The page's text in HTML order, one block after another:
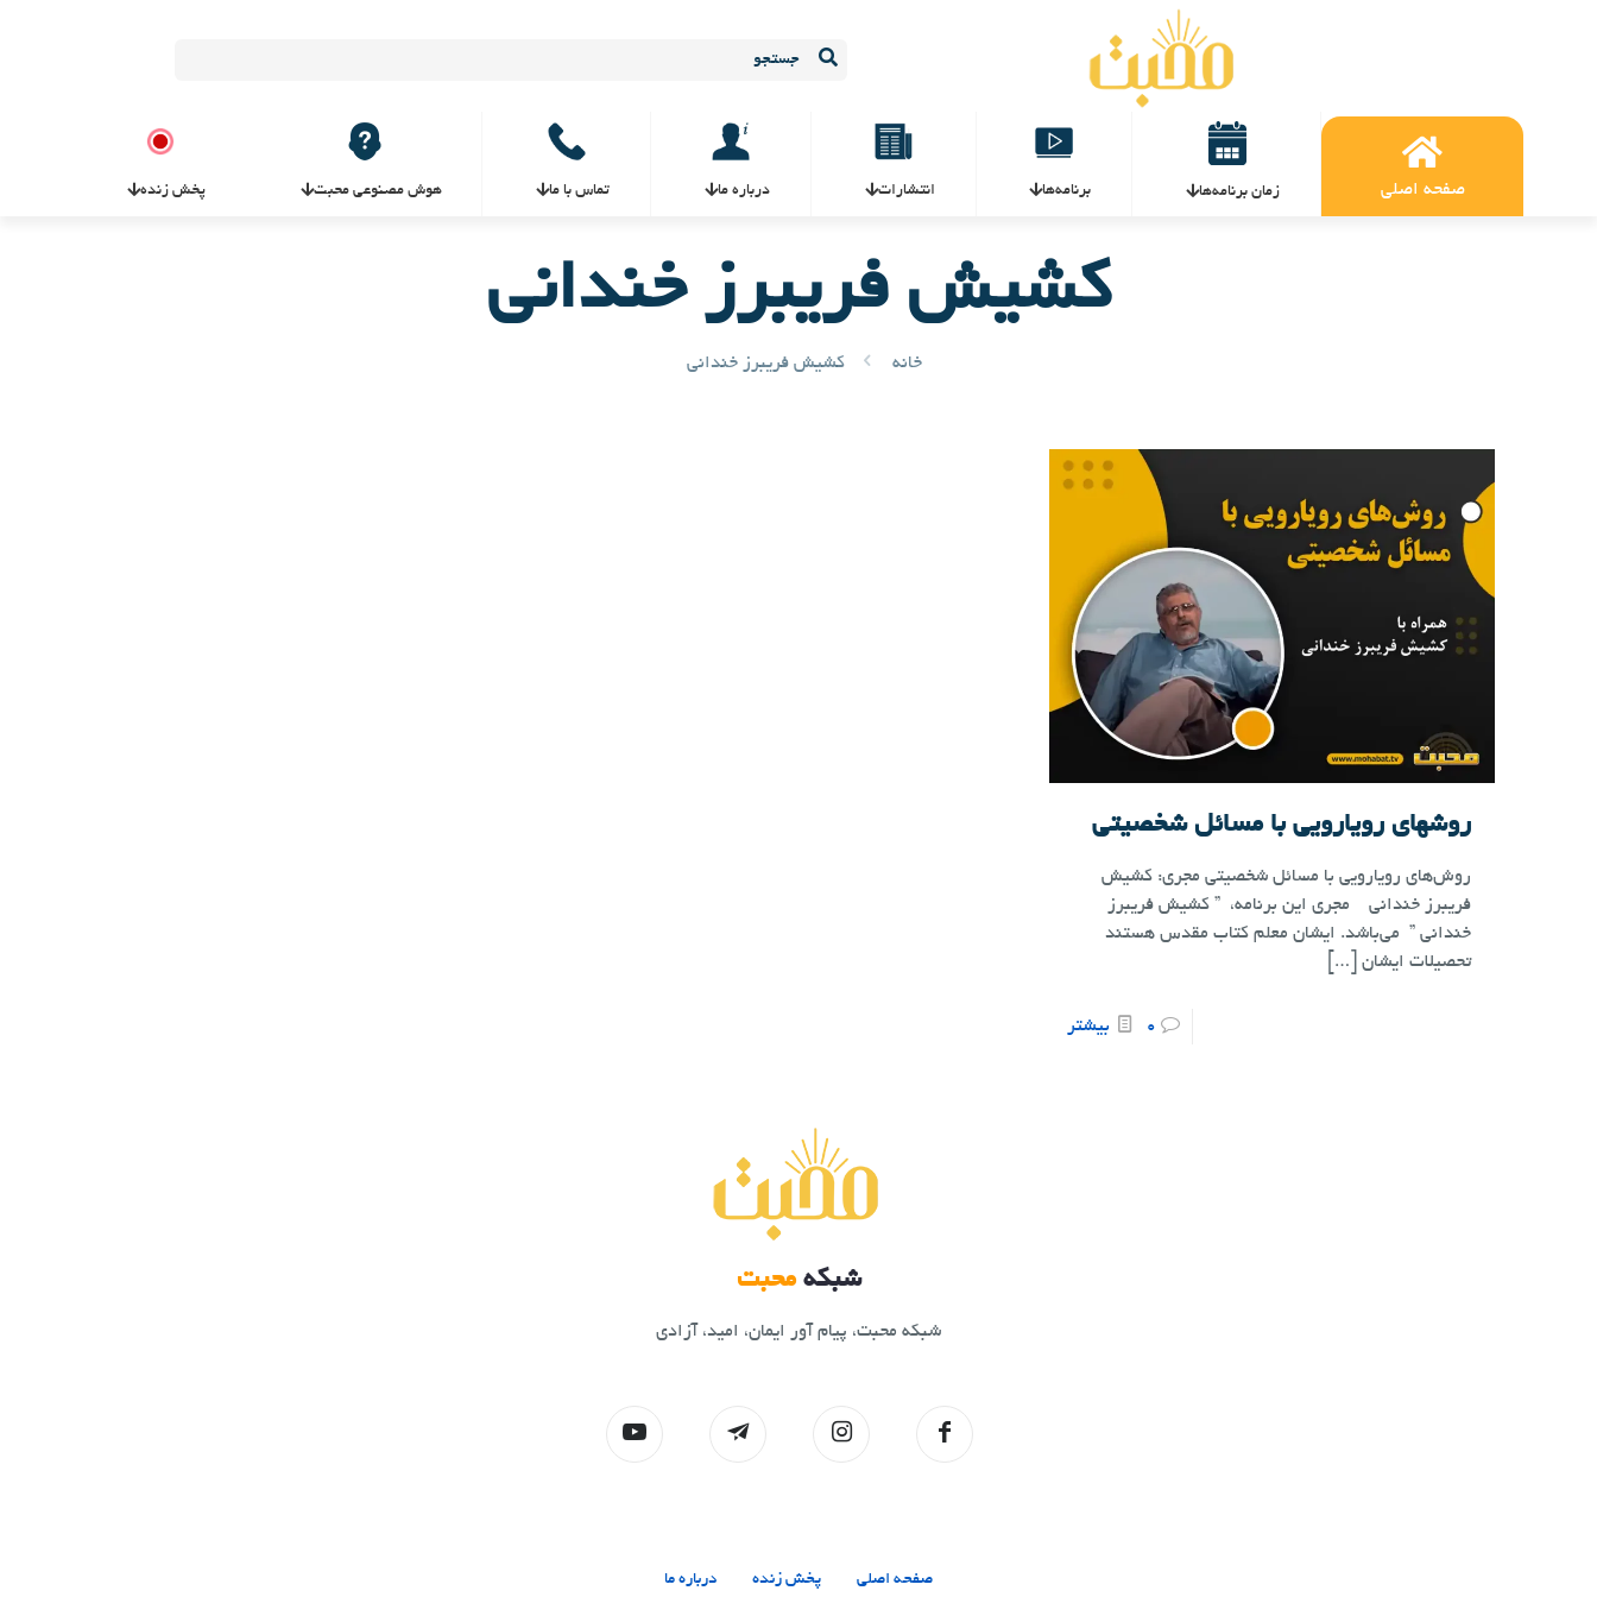
صفحه اصلی زمان برنامه‌ها برنامه‌ها انتشارات درباره ما تماس با ما هوش مصنوعی محبت پخش زنده
کشیش فریبرز خندانی
خانه کشیش فریبرز خندانی
روشهای رویارویی با مسائل شخصیتی
روش‌های رویارویی با مسائل شخصیتی مجری: کشیش
فریبرز خندانی مجری این برنامه، ” کشیش فریبرز
خندانی ” می‌باشد. ایشان معلم کتاب مقدس هستند
تحصیلات ایشان[…]
0 بیشتر
شبکهمحبت
شبکه محبت، پیام آور ایمان، امید، آزادی
صفحه اصلی پخش زنده درباره ما